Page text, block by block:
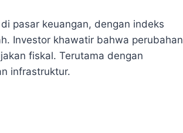
pasar keuangan, dengan indeks
Investor khawatir bahwa perubahan
fiskal. Terutama dengan
infrastruktur.